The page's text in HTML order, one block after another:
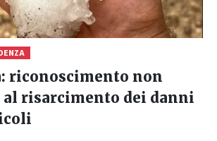
riconoscimento non
al risarcimento dei danni